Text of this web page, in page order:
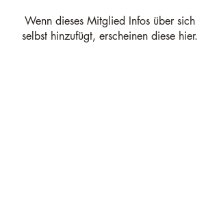
Wenn dieses Mitglied Infos über sich
selbst hinzufügt, erscheinen diese hier.